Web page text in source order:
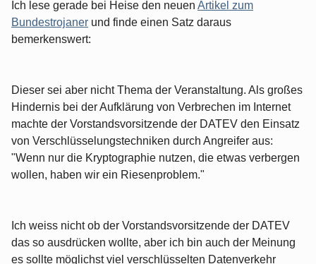
Ich lese gerade bei Heise den neuen Artikel zum
Bundestrojaner und finde einen Satz daraus
bemerkenswert:
Dieser sei aber nicht Thema der Veranstaltung. Als großes
Hindernis bei der Aufklärung von Verbrechen im Internet
machte der Vorstandsvorsitzende der DATEV den Einsatz
von Verschlüsselungstechniken durch Angreifer aus:
"Wenn nur die Kryptographie nutzen, die etwas verbergen
wollen, haben wir ein Riesenproblem."
Ich weiss nicht ob der Vorstandsvorsitzende der DATEV
das so ausdrücken wollte, aber ich bin auch der Meinung
es sollte möglichst viel verschlüsselten Datenverkehr